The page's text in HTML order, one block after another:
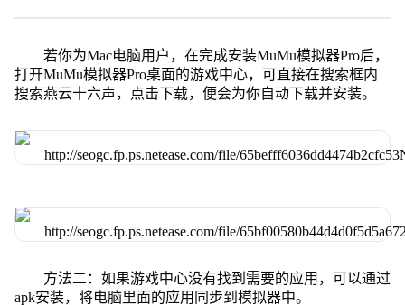
若你为Mac电脑用户，在完成安装MuMu模拟器Pro后，
打开MuMu模拟器Pro桌面的游戏中心，可直接在搜索框内
搜索燕云十六声，点击下载，便会为你自动下载并安装。
方法二：如果游戏中心没有找到需要的应用，可以通过
apk安装，将电脑里面的应用同步到模拟器中。